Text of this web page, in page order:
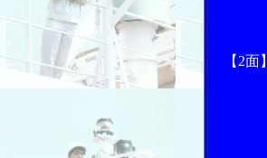
【2面】